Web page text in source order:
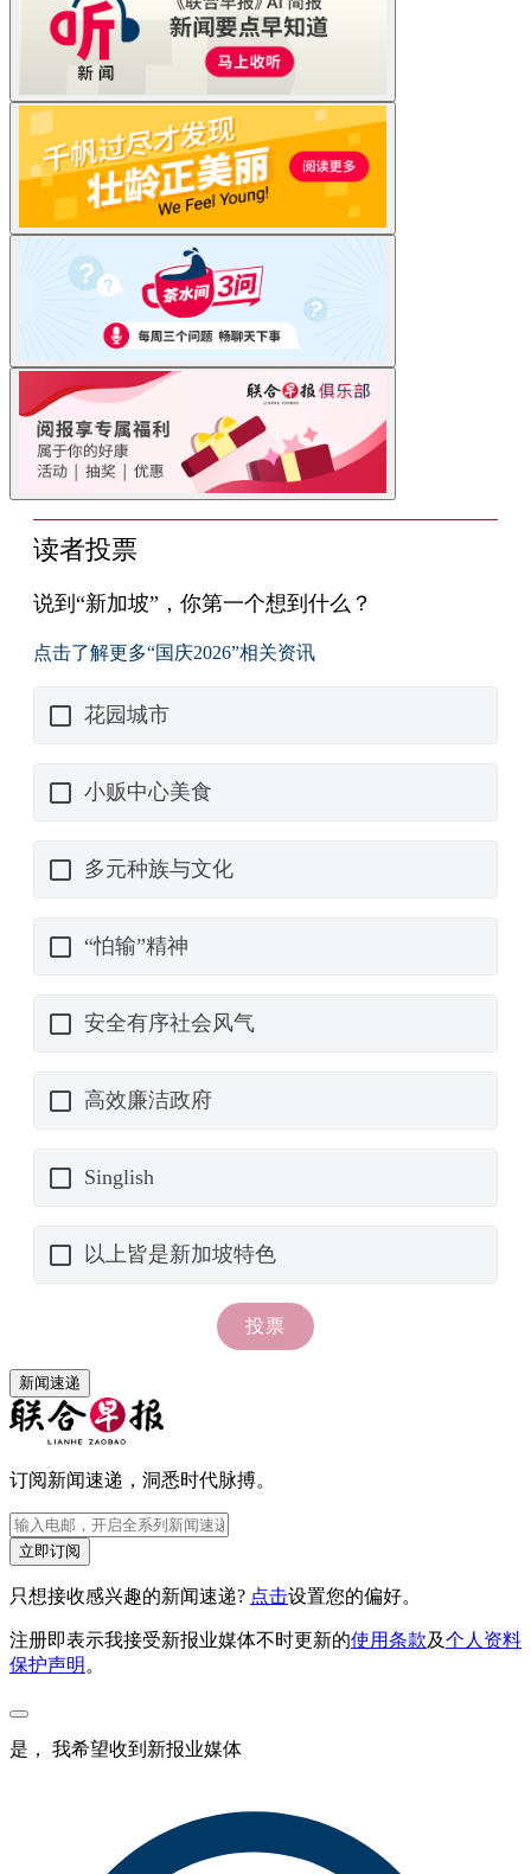
新闻速递
订阅新闻速递，洞悉时代脉搏。
立即订阅
只想接收感兴趣的新闻速递? 点击设置您的偏好。
注册即表示我接受新报业媒体不时更新的使用条款及个人资料
保护声明 。
是， 我希望收到新报业媒体